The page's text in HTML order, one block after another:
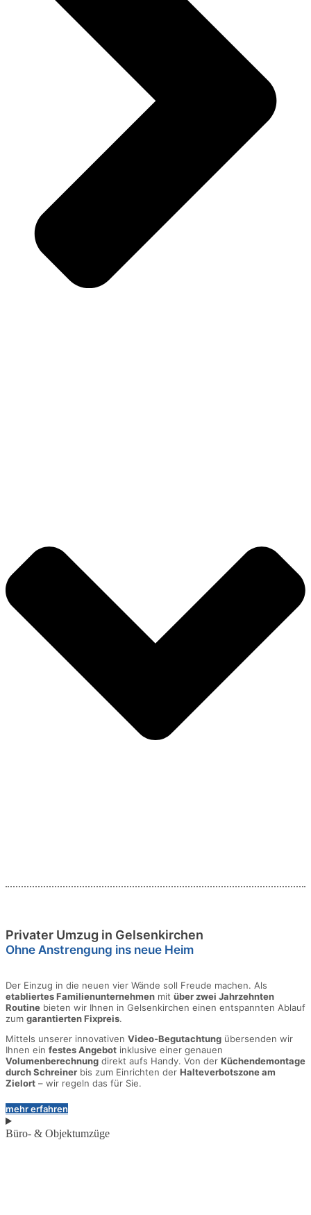
Privater Umzug in Gelsenkirchen
Ohne Anstrengung ins neue Heim
Der Einzug in die neuen vier Wände soll Freude machen. Als
etabliertes Familienunternehmen mit über zwei Jahrzehnten
Routine bieten wir Ihnen in Gelsenkirchen einen entspannten Ablauf
zum garantierten Fixpreis.
Mittels unserer innovativen Video-Begutachtung übersenden wir
Ihnen ein festes Angebot inklusive einer genauen
Volumenberechnung direkt aufs Handy. Von der Küchendemontage
durch Schreiner bis zum Einrichten der Halteverbotszone am
Zielort – wir regeln das für Sie.
mehr erfahren
Büro- & Objektumzüge